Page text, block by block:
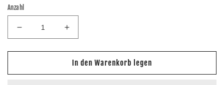
Anzahl
Verringere
die
Menge
naschlabor
Erhöhe
die
Menge
für
naschlabor
In den Warenkorb legen